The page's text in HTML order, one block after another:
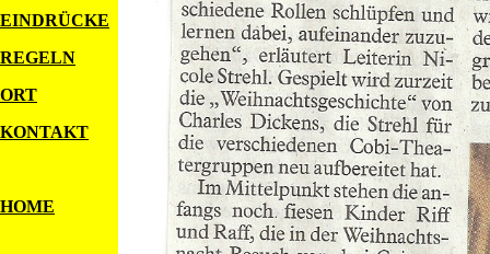
EINDRÜCKE
REGELN
ORT
KONTAKT
HOME